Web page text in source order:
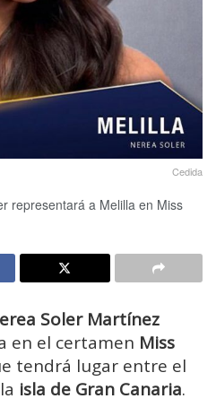
Cedida
representará a Melilla en Miss
Soler Martínez
en el certamen Miss
tendrá lugar entre el
isla de Gran Canaria.